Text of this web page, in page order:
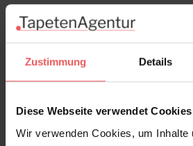
Zustimmung Details
Diese Webseite verwendet Cookies
Wir verwenden Cookies, um Inhalte
Sie haben Fragen zum Produkt?
Frage stellen
+49 (0)221 932 81 82